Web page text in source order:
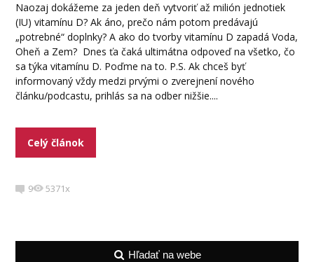
Naozaj dokážeme za jeden deň vytvoriť až milión jednotiek
(IU) vitamínu D? Ak áno, prečo nám potom predávajú
„potrebné“ doplnky? A ako do tvorby vitamínu D zapadá Voda,
Oheň a Zem? Dnes ťa čaká ultimátna odpoveď na všetko, čo
sa týka vitamínu D. Poďme na to. P.S. Ak chceš byť
informovaný vždy medzi prvými o zverejnení nového
článku/podcastu, prihlás sa na odber nižšie....
Celý článok
9 5371x
Hľadať na webe